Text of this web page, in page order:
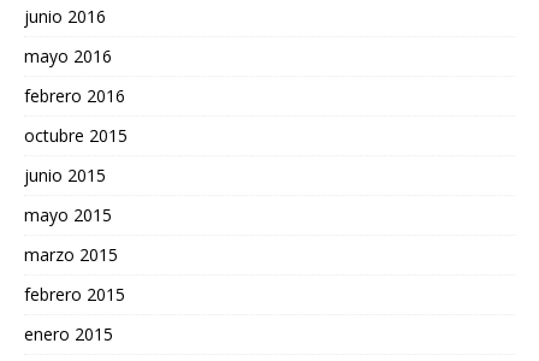
junio 2016
mayo 2016
febrero 2016
octubre 2015
junio 2015
mayo 2015
marzo 2015
febrero 2015
enero 2015